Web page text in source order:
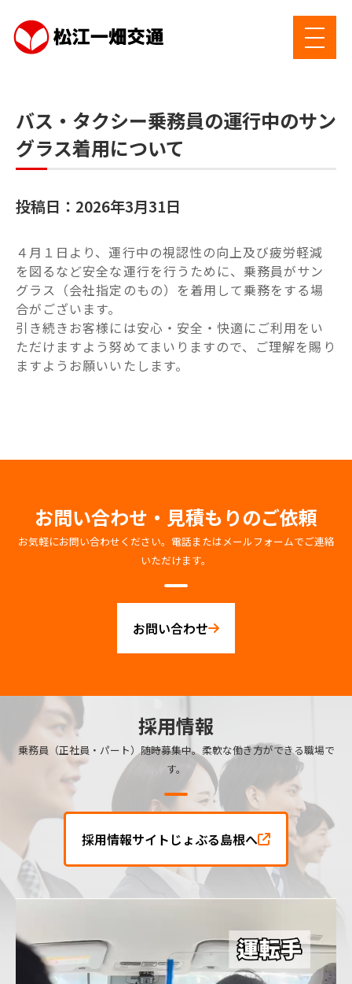
バス・タクシー乗務員の運行中のサン
グラス着用について
投稿日：2026年3月31日
４月１日より、運行中の視認性の向上及び疲労軽減
を図るなど安全な運行を行うために、乗務員がサン
グラス（会社指定のもの）を着用して乗務をする場
合がございます。
引き続きお客様には安心・安全・快適にご利用をい
ただけますよう努めてまいりますので、ご理解を賜り
ますようお願いいたします。
お問い合わせ・見積もりのご依頼
お気軽にお問い合わせください。電話またはメールフォームでご連絡
いただけます。
お問い合わせ
採用情報
乗務員（正社員・パート）随時募集中。柔軟な働き方ができる職場で
す。
採用情報サイトじょぶる島根へ